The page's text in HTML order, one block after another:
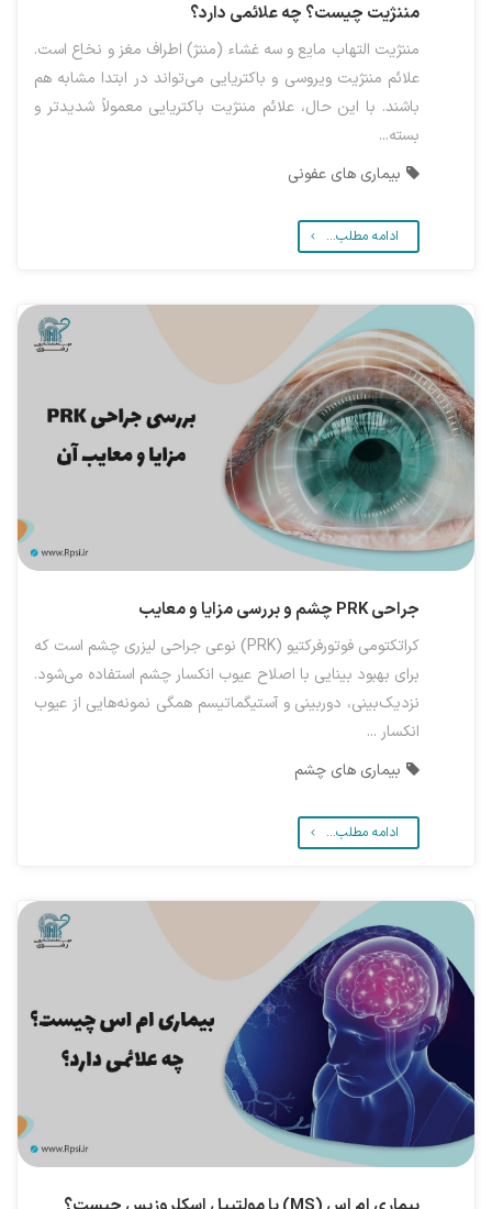
مننژیت چیست؟ چه علائمی دارد؟
مننژیت التهاب مایع و سه غشاء (مننژ) اطراف مغز و نخاع است.
علائم مننژیت ویروسی و باکتریایی می‌تواند در ابتدا مشابه هم
باشند. با این حال، علائم مننژیت باکتریایی معمولاً شدیدتر و
بسته...
بیماری های عفونی
ادامه مطلب...
جراحی PRK چشم و بررسی مزایا و معایب
کراتکتومی فوتورفرکتیو (PRK) نوعی جراحی لیزری چشم است که
برای بهبود بینایی با اصلاح عیوب انکسار چشم استفاده می‌شود.
نزدیک‌بینی، دوربینی و آستیگماتیسم همگی نمونه‌هایی از عیوب
انکسار ...
بیماری های چشم
ادامه مطلب...